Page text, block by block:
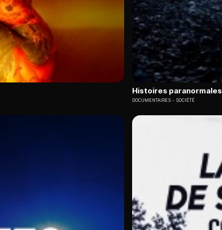
Histoires paranormales
DOCUMENTAIRES SOCIÉTÉ